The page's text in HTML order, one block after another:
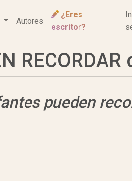
Autores
¿Eres
escritor?
pueden